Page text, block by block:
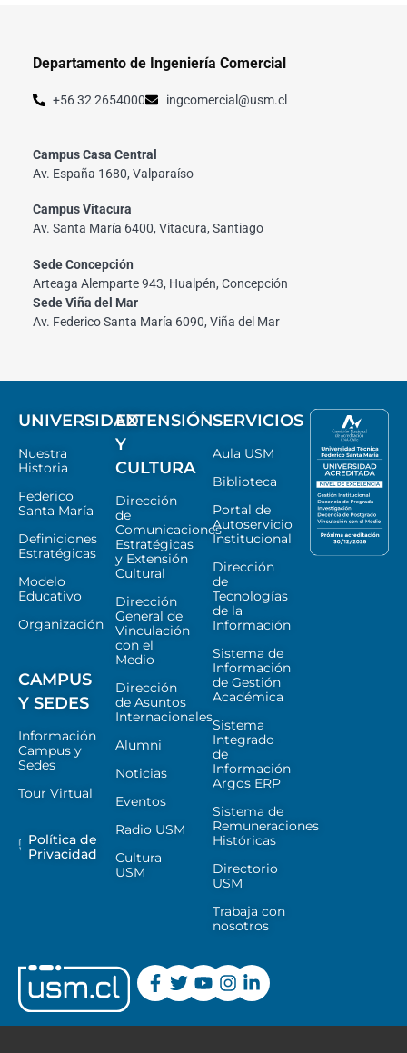
Departamento de Ingeniería Comercial
+56 32 2654000 ingcomercial@usm.cl
Campus Casa Central
Av. España 1680, Valparaíso
Campus Vitacura
Av. Santa María 6400, Vitacura, Santiago
Sede Concepción
Arteaga Alemparte 943, Hualpén, Concepción
Sede Viña del Mar
Av. Federico Santa María 6090, Viña del Mar
UNIVERSIDAD
Nuestra
Historia
Federico
Santa María
Definiciones
Estratégicas
Modelo
Educativo
Organización
CAMPUS
Y SEDES
Información
Campus y
Sedes
Tour Virtual
Política de
Privacidad
EXTENSIÓN
Y
CULTURA
Dirección
de
Comunicaciones
Estratégicas
y Extensión
Cultural
Dirección
General de
Vinculación
con el
Medio
Dirección
de Asuntos
Internacionales
Alumni
Noticias
Eventos
Radio USM
Cultura
USM
SERVICIOS
Aula USM
Biblioteca
Portal de
Autoservicio
Institucional
Dirección
de
Tecnologías
de la
Información
Sistema de
Información
de Gestión
Académica
Sistema
Integrado
de
Información
Argos ERP
Sistema de
Remuneraciones
Históricas
Directorio
USM
Trabaja con
nosotros